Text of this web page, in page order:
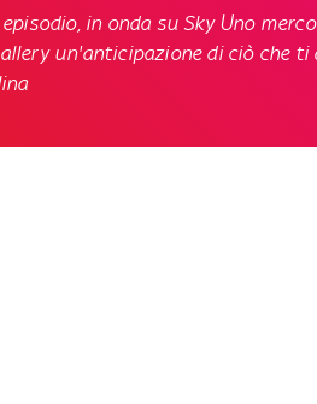
in onda su Sky Uno
un'anticipazione di ciò che ti